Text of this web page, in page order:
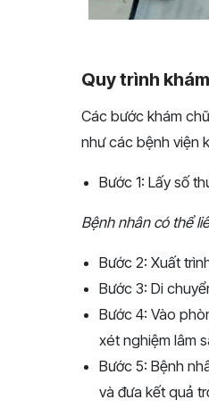
Quy trình
Các bước khám
như các bệnh viện
Bước 1: Lấy số
Bệnh nhân có thể
Bước 2: Xuất
Bước 3: Di
Bước 4: Vào
xét nghiệm lâm
Bước 5: Bệnh
và đưa kết quả